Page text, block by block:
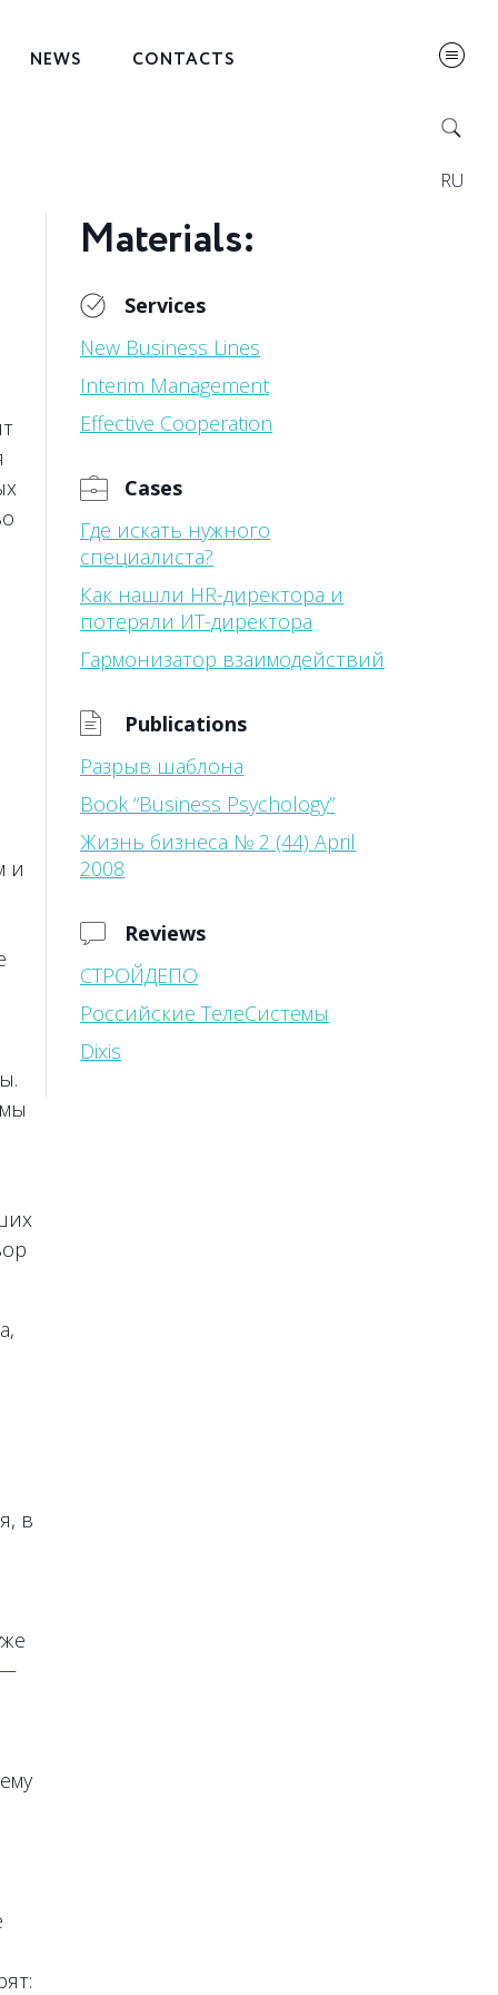
NEWS CONTACTS
и
в
—
Materials:
Services
New Business Lines
Interim Management
Effective Cooperation
Cases
Где искать нужного
специалиста?
Как нашли HR-директора и
потеряли ИТ-директора
Гармонизатор взаимодействий
Publications
Разрыв шаблона
Book “Business Psychology”
Жизнь бизнеса № 2 (44) April
2008
Reviews
СТРОЙДЕПО
Российские ТелеСистемы
Dixis
RU